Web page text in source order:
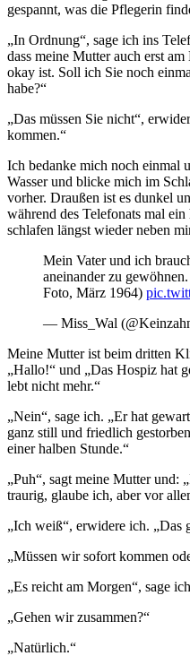
gespannt, was die Pflegerin
„In Ordnung“, sage ich ins
dass meine Mutter auch erst
okay ist. Soll ich Sie noch
habe?“
„Das müssen Sie nicht“,
kommen.“
Ich bedanke mich noch einmal
Wasser und blicke mich im
vorher. Draußen ist es dunkel
während des Telefonats mal
schlafen längst wieder neben
Mein Vater und ich
aneinander zu
Foto, März 1964)
— Miss_Wal
Meine Mutter ist beim dritten
„Hallo!“ und „Das Hospiz hat
lebt nicht mehr.“
„Nein“, sage ich. „Er hat
ganz still und friedlich
einer halben Stunde.“
„Puh“, sagt meine Mutter und:
traurig, glaube ich, aber vor
„Ich weiß“, erwidere ich. „Das
„Müssen wir sofort kommen
„Es reicht am Morgen“, sage
„Gehen wir zusammen?“
„Natürlich.“